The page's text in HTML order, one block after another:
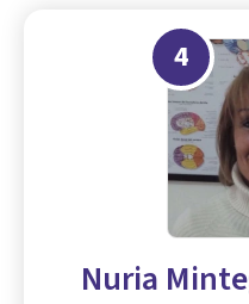
4
Nuria